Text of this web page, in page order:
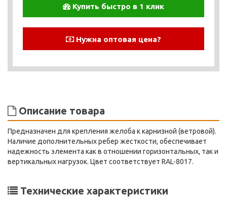
Купить быстро в 1 клик
Нужна оптовая цена?
Описание товара
Предназначен для крепления желоба к карнизной (ветровой).
Наличие дополнительных ребер жесткости, обеспечивает
надежность элемента как в отношении горизонтальных, так и
вертикальных нагрузок. Цвет соответствует RAL-8017.
Технические характеристики